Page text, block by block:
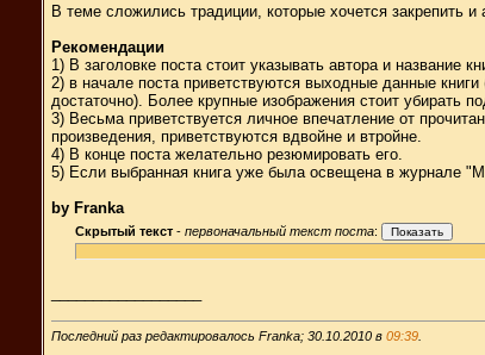
В теме сложились традиции, которые хочется закрепить и
Рекомендации
1) В заголовке поста стоит указывать автора и название
2) в начале поста приветствуются выходные данные
достаточно). Более крупные изображения стоит убирать
3) Весьма приветствуется личное впечатление от
произведения, приветствуются вдвойне и втройне.
4) В конце поста желательно резюмировать его.
5) Если выбранная книга уже была освещена в журнале
by Franka
Скрытый текст - первоначальный текст поста:
Последний раз редактировалось Franka; 30.10.2010 в 09:39